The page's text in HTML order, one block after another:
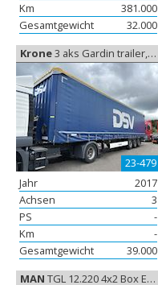
Km
381.000
Gesamtgewicht
32.000
Krone3 aks Gardin trailer, Gardine
23-479
Jahr
2017
Achsen
3
PS
-
Km
-
Gesamtgewicht
39.000
MAN TGL 12.220 4x2 Box Euro-6, Koffer aufbau